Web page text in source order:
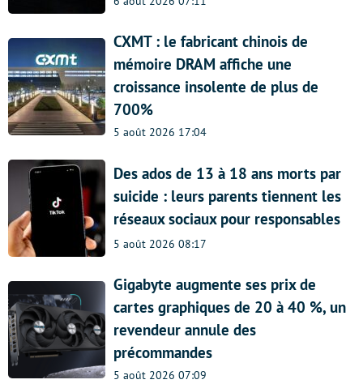
CXMT : le fabricant chinois de
mémoire DRAM affiche une
croissance insolente de plus de
700%
5 août 2026 17:04
Des ados de 13 à 18 ans morts par
suicide : leurs parents tiennent les
réseaux sociaux pour responsables
5 août 2026 08:17
Gigabyte augmente ses prix de
cartes graphiques de 20 à 40 %, un
revendeur annule des
précommandes
5 août 2026 07:09